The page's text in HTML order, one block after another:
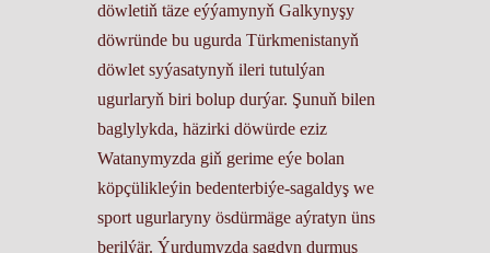
döwletiň täze eýýamynyň Galkynyşy
döwründe bu ugurda Türkmenistanyň
döwlet syýasatynyň ileri tutulýan
ugurlaryň biri bolup durýar. Şunuň bilen
baglylykda, häzirki döwürde eziz
Watanymyzda giň gerime eýe bolan
köpçülikleýin bedenterbiýe-sagaldyş we
sport ugurlaryny ösdürmäge aýratyn üns
berilýär. Ýurdumyzda sagdyn durmuş